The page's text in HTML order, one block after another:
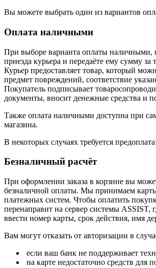
Вы можете выбрать один из вариантов
Оплата наличными
При выборе варианта оплаты наличными,
приезда курьера и передаёте ему сумму за
Курьер предоставляет товар, который
предмет повреждений, соответствие
Покупатель подписывает
документы, вносит денежные средства и
Также оплата наличными доступна при
магазина.
В некоторых случаях требуется
Безналичный расчёт
При оформлении заказа в корзине вы
безналичной оплаты. Мы принимаем
платежных систем. Чтобы оплатить
перенаправит на сервер системы ASSIST,
ввести номер карты, срок действия, имя
Вам могут отказать от авторизации в
если ваш банк не поддерживает
на карте недостаточно средств для